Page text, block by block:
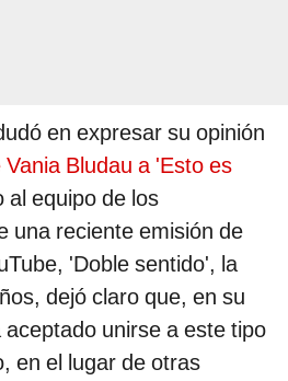
en expresar su opinión
Bludau a 'Esto es
al equipo de los
una reciente emisión de
'Doble sentido', la
dejó claro que, en su
unirse a este tipo
en el lugar de otras